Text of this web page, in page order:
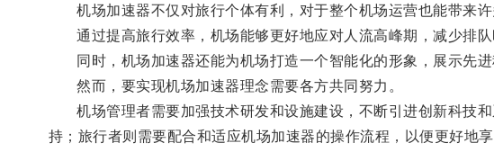
机场加速器不仅对旅行个体有利，对于整个机场运营也能带来许
通过提高旅行效率，机场能够更好地应对人流高峰期，减少排队
同时，机场加速器还能为机场打造一个智能化的形象，展示先进
然而，要实现机场加速器理念需要各方共同努力。
机场管理者需要加强技术研发和设施建设，不断引进创新科技和
持；旅行者则需要配合和适应机场加速器的操作流程，以便更好地享